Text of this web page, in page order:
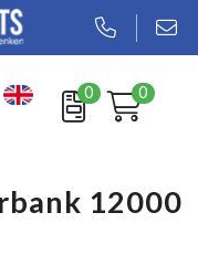
0 0
12000